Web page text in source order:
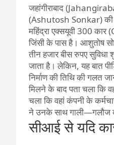
जहांगीराबाद
(Ashutosh Sonkar) की
महिंद्रा एक्सयूवी 300
जिंसी के पास है। आशुतोष
तीन हजार बीस रुपए
जाता है। लेकिन, यह बात
निर्माण की तिथि की गलत
मिलने के बाद पता चला कि
चला कि वहां कंपनी के
ने उनके साथ गाली—गलौज
सीआई से यदि